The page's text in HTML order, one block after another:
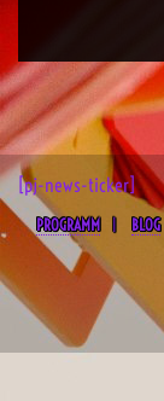
[pj-news-ticker]
PROGRAMM BLOG